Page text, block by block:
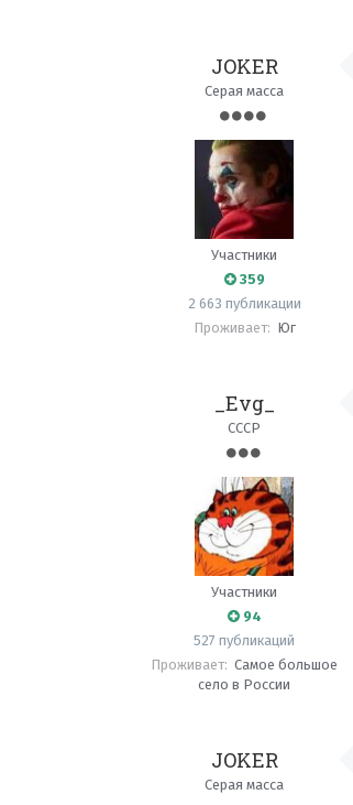
JOKER
Серая масса
Участники
359
2 663 публикации
Проживает: Юг
_Evg_
СССР
Участники
94
527 публикаций
Проживает: Самое большое
село в России
JOKER
Серая масса